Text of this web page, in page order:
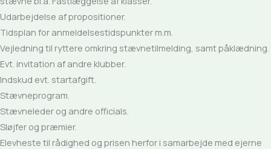
Udarbejdelse af propositioner.
Tidsplan for anmeldelsestidspunkter m.m.
Vejledning til ryttere omkring stævnetilmelding, samt påklædning.
Evt. invitation af andre klubber.
Indskud evt. startafgift.
Stævneprogram.
Stævneleder og andre officials.
Sløjfer og præmier.
Elevheste til rådighed og prisen herfor i samarbejde med ejerne